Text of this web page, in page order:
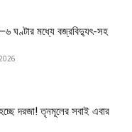
ঘণ্টার মধ্যে বজ্রবিদ্যুৎ-সহ
দরজা! তৃনমূলের সবাই এবার